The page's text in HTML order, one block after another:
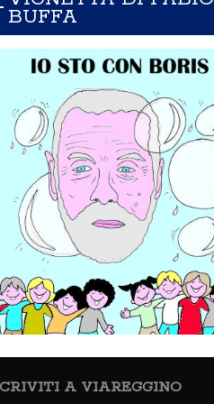
BUFFA
A VIAREGGINO